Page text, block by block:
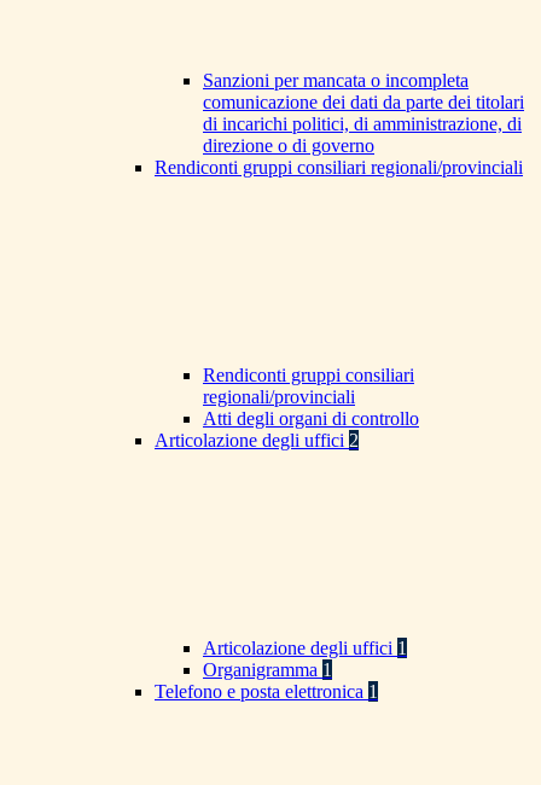
Sanzioni per mancata o incompleta
comunicazione dei dati da parte dei titolari
di incarichi politici, di amministrazione, di
direzione o di governo
Rendiconti gruppi consiliari regionali/provinciali
Rendiconti gruppi consiliari
regionali/provinciali
Atti degli organi di controllo
Articolazione degli uffici 2
Articolazione degli uffici 1
Organigramma 1
Telefono e posta elettronica 1